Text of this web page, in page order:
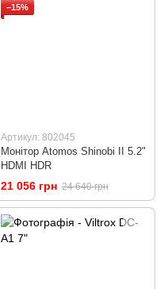
−15%
Артикул: 802045
Монітор Atomos Shinobi II 5.2"
HDMI HDR
21 056 грн 24 640 грн